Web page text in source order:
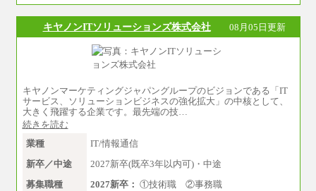
※経験、能力を考慮の上、当社規定により
優遇いたします
※自己成長支援金(10,000円）を含む
※別途、Workstyle支援金(月額4,000円）
キヤノンITソリューションズ株式会社 08月05日更新
キヤノンマーケティングジャパングループのビジョンである「IT
サービス、ソリューションビジネスの強化拡大」の中核として、
大きく飛躍する企業です。最先端の技…
続きを読む
業種
IT/情報通信
新卒／中途
2027新卒(既卒3年以内可)・中途
募集職種
2027新卒： ①技術職 ②事務職